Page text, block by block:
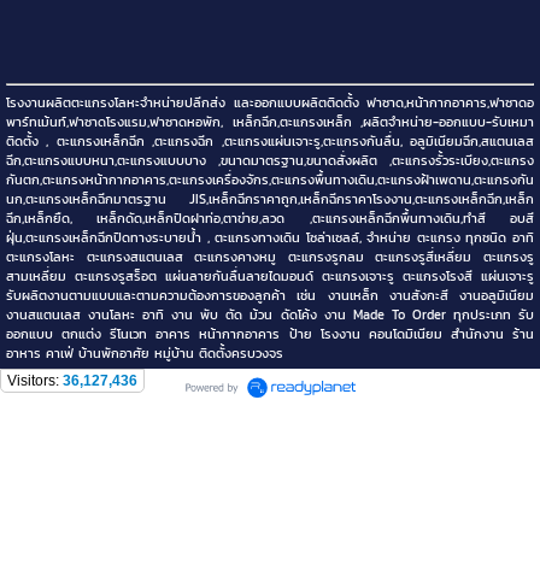
โรงงานผลิตตะแกรงโลหะจำหน่ายปลีกส่ง และออกแบบผลิตติดตั้ง ฟาซาด,หน้ากากอาคาร,ฟาซาดอ
พาร์ทเม้นท์,ฟาซาดโรงแรม,ฟาซาดหอพัก, เหล็กฉีก,ตะแกรงเหล็ก ,ผลิตจำหน่าย-ออกแบบ-รับเหมา
ติดตั้ง , ตะแกรงเหล็กฉีก ,ตะแกรงฉีก ,ตะแกรงแผ่นเจาะรู,ตะแกรงกันลื่น, อลูมิเนียมฉีก,สแตนเลส
ฉีก,ตะแกรงแบบหนา,ตะแกรงแบบบาง ,ขนาดมาตรฐาน,ขนาดสั่งผลิต ,ตะแกรงรั้วระเบียง,ตะแกรง
กันตก,ตะแกรงหน้ากากอาคาร,ตะแกรงเครื่องจักร,ตะแกรงพื้นทางเดิน,ตะแกรงฝ้าเพดาน,ตะแกรงกัน
นก,ตะแกรงเหล็กฉีกมาตรฐาน JIS,เหล็กฉีกราคาถูก,เหล็กฉีกราคาโรงงาน,ตะแกรงเหล็กฉีก,เหล็ก
ฉีก,เหล็กยืด, เหล็กดัด,เหล็กปิดฝาท่อ,ตาข่าย,ลวด ,ตะแกรงเหล็กฉีกพื้นทางเดิน,ทำสี อบสี
ฝุ่น,ตะแกรงเหล็กฉีกปิดทางระบายน้ำ , ตะแกรงทางเดิน โซล่าเซลล์, จำหน่าย ตะแกรง ทุกชนิด อาทิ
ตะแกรงโลหะ ตะแกรงสแตนเลส ตะแกรงคางหมู ตะแกรงรูกลม ตะแกรงรูสี่เหลี่ยม ตะแกรงรู
สามเหลี่ยม ตะแกรงรูสร็อต แผ่นลายกันลื่นลายไดมอนด์ ตะแกรงเจาะรู ตะแกรงโรงสี แผ่นเจาะรู
รับผลิตงานตามแบบและตามความต้องการของลูกค้า เช่น งานเหล็ก งานสังกะสี งานอลูมิเนียม
งานสแตนเลส งานโลหะ อาทิ งาน พับ ตัด ม้วน ดัดโค้ง งาน Made To Order ทุกประเภท รับ
ออกแบบ ตกแต่ง รีโนเวท อาคาร หน้ากากอาคาร ป้าย โรงงาน คอนโดมิเนียม สำนักงาน ร้าน
อาหาร คาเฟ่ บ้านพักอาศัย หมู่บ้าน ติดตั้งครบวงจร
Visitors: 36,127,436